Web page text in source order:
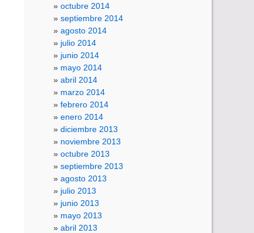
octubre 2014
septiembre 2014
agosto 2014
julio 2014
junio 2014
mayo 2014
abril 2014
marzo 2014
febrero 2014
enero 2014
diciembre 2013
noviembre 2013
octubre 2013
septiembre 2013
agosto 2013
julio 2013
junio 2013
mayo 2013
abril 2013